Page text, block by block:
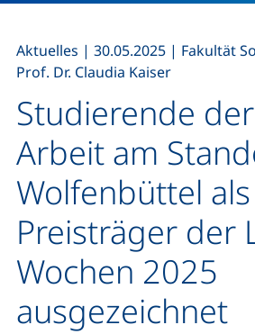
Studierende
Arbeit am
Wolfenbüttel als
Preisträger der
Wochen 2025
ausgezeichnet
Aktuelles | 30.05.2025 | Fakultät
Prof. Dr. Claudia Kaiser